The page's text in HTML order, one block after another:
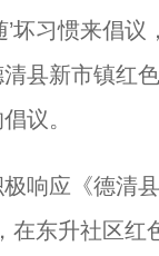
坏习惯来倡
县新市镇红
议。
应《德清县
在东升社区